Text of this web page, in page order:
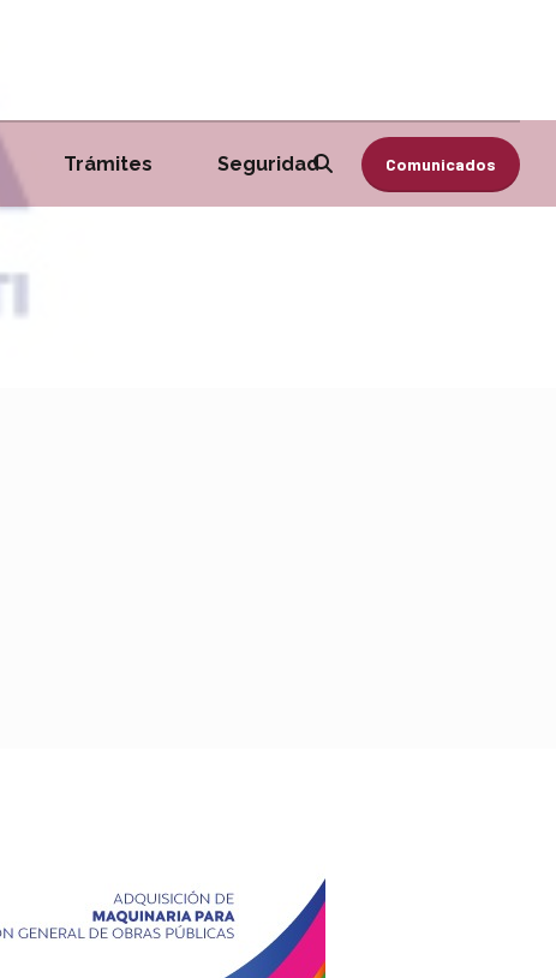
Comunicados
Trámites Seguridad